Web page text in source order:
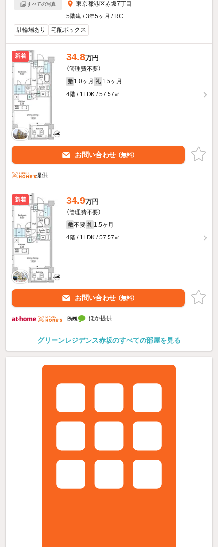
すべての写真
東京都港区赤坂7丁目
5階建 / 3年5ヶ月 / RC
駐輪場あり
宅配ボックス
新着 34.8万円
（管理費不要）
敷 1.0ヶ月 礼 1.5ヶ月
4階 / 1LDK / 57.57㎡
お問い合わせ （無料）
提供
新着 34.9万円
（管理費不要）
敷 不要 礼 1.5ヶ月
4階 / 1LDK / 57.57㎡
お問い合わせ （無料）
ほか提供
グリーンレジデンス赤坂のすべての部屋を見る